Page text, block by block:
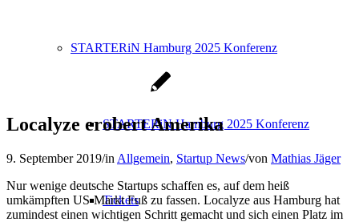
STARTERiN Hamburg 2025 Konferenz
STARTERiN Hamburg 2025 Konferenz
Tickets
Localyze erobert Amerika
9. September 2019/in Allgemein, Startup News/von Mathias Jäger
Nur wenige deutsche Startups schaffen es, auf dem heiß
umkämpften US-Markt Fuß zu fassen. Localyze aus Hamburg hat
zumindest einen wichtigen Schritt gemacht und sich einen Platz im